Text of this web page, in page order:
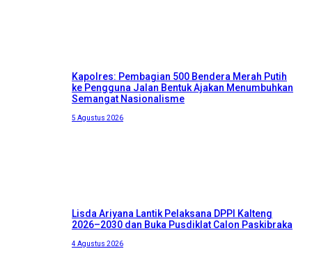
Kapolres: Pembagian 500 Bendera Merah Putih
ke Pengguna Jalan Bentuk Ajakan Menumbuhkan
Semangat Nasionalisme
5 Agustus 2026
Lisda Ariyana Lantik Pelaksana DPPI Kalteng
2026–2030 dan Buka Pusdiklat Calon Paskibraka
4 Agustus 2026